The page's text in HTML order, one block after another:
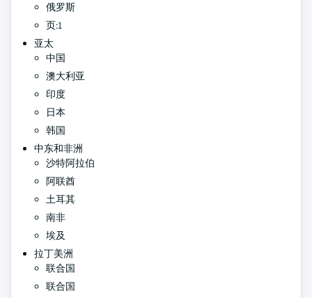
俄罗斯
页:1
亚太
中国
澳大利亚
印度
日本
韩国
中东和非洲
沙特阿拉伯
阿联酋
土耳其
南非
埃及
拉丁美洲
联合国
联合国